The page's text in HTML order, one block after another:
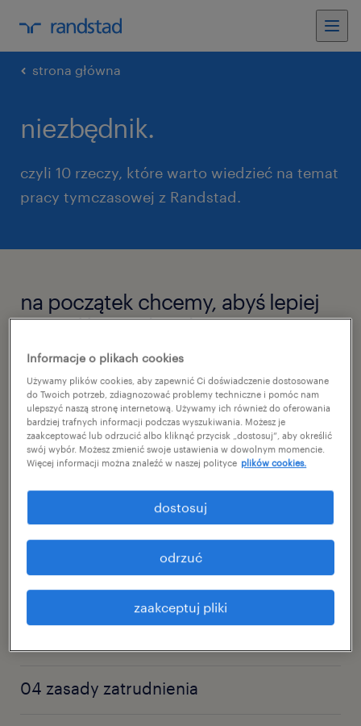
strona główna
niezbędnik.
czyli 10 rzeczy, które warto wiedzieć na temat
pracy tymczasowej z Randstad.
na początek chcemy, abyś lepiej
poznał/a Randstad i pracę
tymczasową:
01 Twoja agencja zatrudnienia
07 informacje dodatkowe
02 podstawowe pojęcia
08 benefity Randstad Plus
03 wynagrodzenie
04 zasady zatrudnienia
Informacje o plikach cookies
Używamy plików cookies, aby zapewnić Ci doświadczenie dostosowane
do Twoich potrzeb, zdiagnozować problemy techniczne i pomóc nam
ulepszyć naszą stronę internetową. Używamy ich również do oferowania
bardziej trafnych informacji podczas wyszukiwania. Możesz je
zaakceptować lub odrzucić albo kliknąć przycisk „dostosuj”, aby określić
swój wybór. Możesz zmienić swoje ustawienia w dowolnym momencie.
Więcej informacji można znaleźć w naszej polityce plików cookies.
zaakceptuj pliki
odrzuć
dostosuj